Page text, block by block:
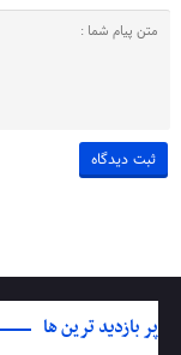
پر بازدید ترین ها